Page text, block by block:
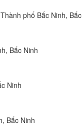
phố Bắc Ninh,
Bắc Ninh
Ninh
Bắc Ninh